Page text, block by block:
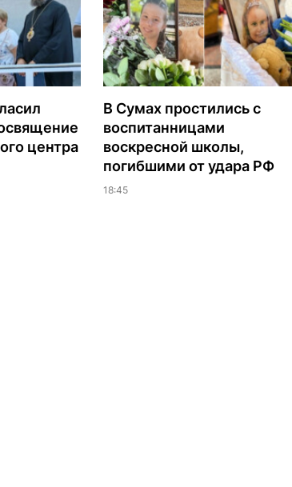
центра
В Сумах простились с
воспитанницами
воскресной школы,
погибшими от удара РФ
18:45